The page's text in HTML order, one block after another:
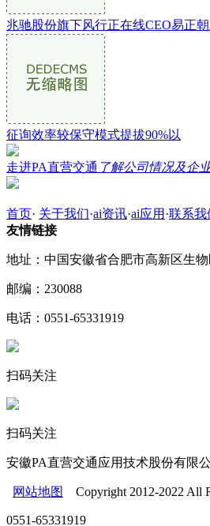
兆驰股份旗下风行正在线CEO易正
征询效率较保守模式提拔90%以
走进PA直营交通 了解公司情况及企
首页· 关于我们·ai资讯·ai应用 ·联系我
友情链接
地址：中国安徽省合肥市高新区生
邮编：230088
电话：0551-65331919
扫码关注
扫码关注
安徽PA直营交通应用技术股份有限
网站地图 Copyright 2012-2022 All
0551-65331919